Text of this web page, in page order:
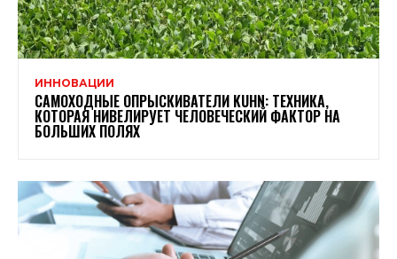
ИННОВАЦИИ
САМОХОДНЫЕ ОПРЫСКИВАТЕЛИ KUHN: ТЕХНИКА,
КОТОРАЯ НИВЕЛИРУЕТ ЧЕЛОВЕЧЕСКИЙ ФАКТОР НА
БОЛЬШИХ ПОЛЯХ